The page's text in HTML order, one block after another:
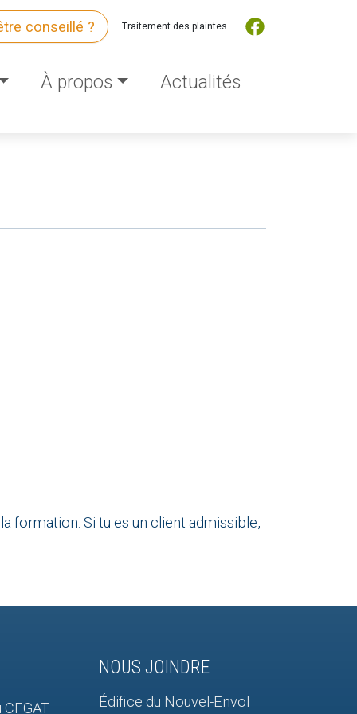
conseillé ? Traitement des plaintes
À propos Actualités
formation. Si tu es un client admissible,
NOUS JOINDRE
Édifice du Nouvel-Envol